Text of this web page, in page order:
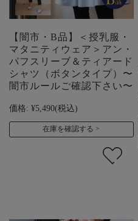
【闇市・B品】＜授乳服・
マタニティウェア＞アン・
パフスリーブ＆ティアード
シャツ（ボタンタイプ）〜
闇市ルールご確認下さい〜
価格: ¥5,490(税込)
在庫を確認する